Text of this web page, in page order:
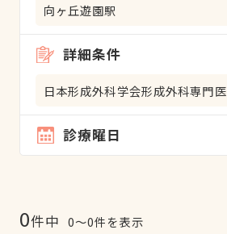
向ヶ丘遊園駅
詳細条件
日本形成外科学会形成外科専門医
診療曜日
0件中 0〜0件を表示